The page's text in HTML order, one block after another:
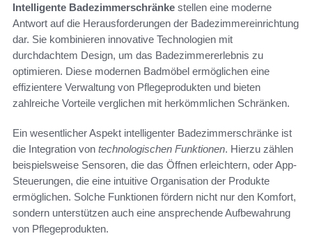
Intelligente Badezimmerschränke stellen eine moderne
Antwort auf die Herausforderungen der Badezimmereinrichtung
dar. Sie kombinieren innovative Technologien mit
durchdachtem Design, um das Badezimmererlebnis zu
optimieren. Diese modernen Badmöbel ermöglichen eine
effizientere Verwaltung von Pflegeprodukten und bieten
zahlreiche Vorteile verglichen mit herkömmlichen Schränken.
Ein wesentlicher Aspekt intelligenter Badezimmerschränke ist
die Integration von technologischen Funktionen. Hierzu zählen
beispielsweise Sensoren, die das Öffnen erleichtern, oder App-
Steuerungen, die eine intuitive Organisation der Produkte
ermöglichen. Solche Funktionen fördern nicht nur den Komfort,
sondern unterstützen auch eine ansprechende Aufbewahrung
von Pflegeprodukten.